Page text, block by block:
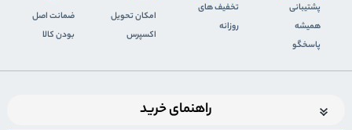
پشتیبانی
همیشه
پاسخگو
تخفیف های
روزانه
اﻣﮑﺎن ﺗﺤﻮﯾﻞ
اﮐﺴﭙﺮس
ضمانت اصل
بودن کالا
راهنمای خرید